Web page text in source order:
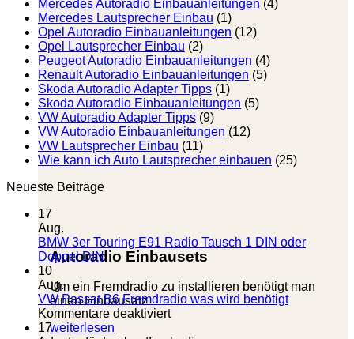
Autoradio Einbausets
Um ein Fremdradio zu installieren benötigt man
einen Einbausatz
weiterlesen
Mercedes Autoradio Einbauanleitungen (4)
Mercedes Lautsprecher Einbau (1)
Opel Autoradio Einbauanleitungen (12)
Opel Lautsprecher Einbau (2)
Peugeot Autoradio Einbauanleitungen (4)
Renault Autoradio Einbauanleitungen (5)
Skoda Autoradio Adapter Tipps (1)
Skoda Autoradio Einbauanleitungen (5)
VW Autoradio Adapter Tipps (9)
VW Autoradio Einbauanleitungen (12)
VW Lautsprecher Einbau (11)
Wie kann ich Auto Lautsprecher einbauen (25)
Neueste Beiträge
17
Aug.
BMW 3er Touring E91 Radio Tausch 1 DIN oder
Doppel DINKeine
zu
BMW
3er
Touring
10
Aug.
VW Passat B6 Fremdradio was wird benötigt
Kommentare deaktiviertfür
17